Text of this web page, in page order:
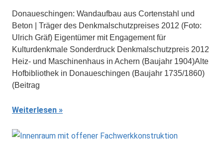
Donaueschingen: Wandaufbau aus Cortenstahl und
Beton | Träger des Denkmalschutzpreises 2012 (Foto:
Ulrich Gräf) Eigentümer mit Engagement für
Kulturdenkmale Sonderdruck Denkmalschutzpreis 2012
Heiz- und Maschinenhaus in Achern (Baujahr 1904)Alte
Hofbibliothek in Donaueschingen (Baujahr 1735/1860)
(Beitrag
Weiterlesen